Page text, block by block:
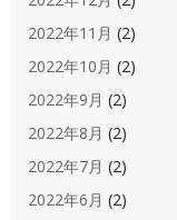
2022年11月 (2)
2022年10月 (2)
2022年9月 (2)
2022年8月 (2)
2022年7月 (2)
2022年6月 (2)